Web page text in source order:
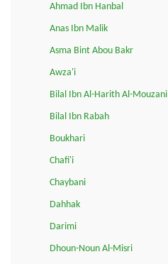
Ahmad Ibn Hanbal
Anas Ibn Malik
Asma Bint Abou Bakr
Awza'i
Bilal Ibn Al-Harith Al-Mouzani
Bilal Ibn Rabah
Boukhari
Chafi'i
Chaybani
Dahhak
Darimi
Dhoun-Noun Al-Misri